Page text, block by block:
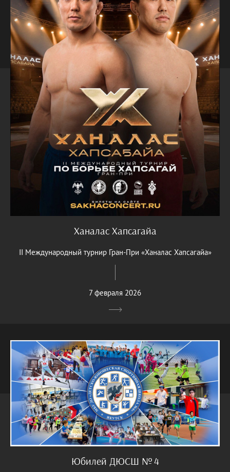
Ханалас Хапсагайа
II Международный турнир Гран-При «Ханалас Хапсагайа»
7 февраля 2026
Юбилей ДЮСШ № 4